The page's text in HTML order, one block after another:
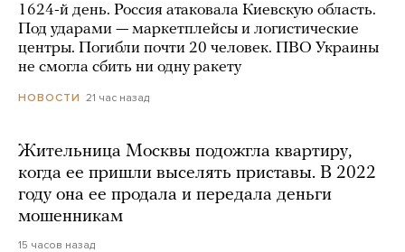
1624-й день. Россия атаковала Киевскую область.
Под ударами — маркетплейсы и логистические
центры. Погибли почти 20 человек. ПВО Украины
не смогла сбить ни одну ракету
НОВОСТИ 21 час назад
Жительница Москвы подожгла квартиру,
когда ее пришли выселять приставы. В 2022
году она ее продала и передала деньги
мошенникам
15 часов назад